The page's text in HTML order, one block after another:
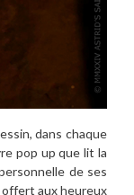
dans chaque
pop up que lit la
de ses
offert aux heureux